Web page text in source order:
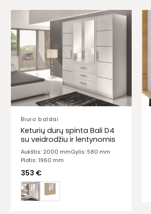
Biuro baldai
Keturių durų spinta Bali D4
su veidrodžiu ir lentynomis
Aukštis: 2000 mmGylis: 580 mm
Plotis: 1960 mm
353 €